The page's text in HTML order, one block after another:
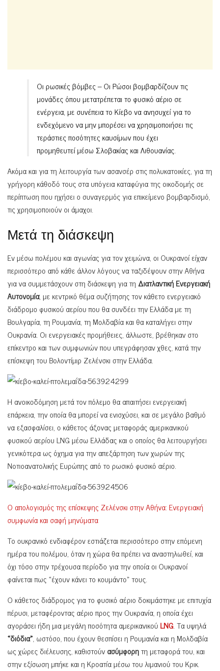
Οι ρωσικές βόμβες – Οι Ρώσοι βομβαρδίζουν τις
μονάδες όπου μετατρέπεται το φυσικό αέριο σε
ενέργεια, με συνέπεια το Κίεβο να ανησυχεί για το
ενδεχόμενο να μην μπορέσει να χρησιμοποιήσει τις
τεράστιες ποσότητες καυσίμων που έχει
προμηθευτεί μέσω Σλοβακίας και Λιθουανίας.
Ακόμα και για τη λειτουργία των ασανσέρ στις πολυκατοικίες, για τη
γρήγορη κάθοδό τους στα υπόγεια καταφύγια της οικοδομής σε
περίπτωση που ηχήσει ο συναγερμός για επικείμενο βομβαρδισμό,
τις χρησιμοποιούν οι άμαχοι.
Μετά τη διάσκεψη
Εν μέσω πολέμου και αγωνίας για τον χειμώνα, οι Ουκρανοί είχαν
περισσότερο από κάθε άλλον λόγους να ταξιδέψουν στην Αθήνα
για να συμμετάσχουν στη διάσκεψη για τη Διατλαντική Ενεργειακή
Αυτονομία, με κεντρικό θέμα συζήτησης τον κάθετο ενεργειακό
διάδρομο φυσικού αερίου που θα συνδέει την Ελλάδα με τη
Βουλγαρία, τη Ρουμανία, τη Μολδαβία και θα καταλήγει στην
Ουκρανία. Οι ενεργειακές προμήθειες, άλλωστε, βρέθηκαν στο
επίκεντρο και των συμφωνιών που υπεγράφησαν χθες, κατά την
επίσκεψη του Βολοντίμιρ Ζελένσκι στην Ελλάδα.
Η ανοικοδόμηση μετά τον πόλεμο θα απαιτήσει ενεργειακή
επάρκεια, την οποία θα μπορεί να ενισχύσει, και σε μεγάλο βαθμό
να εξασφαλίσει, ο κάθετος άξονας μεταφοράς αμερικανικού
φυσικού αερίου LNG μέσω Ελλάδας και ο οποίος θα λειτουργήσει
γενικότερα ως όχημα για την απεξάρτηση των χωρών της
Νοτιοανατολικής Ευρώπης από το ρωσικό φυσικό αέριο.
Ο απολογισμός της επίσκεψης Ζελένσκι στην Αθήνα: Ενεργειακή
συμφωνία και σαφή μηνύματα
Το ουκρανικό ενδιαφέρον εστιάζεται περισσότερο στην επόμενη
ημέρα του πολέμου, όταν η χώρα θα πρέπει να αναστηλωθεί, και
όχι τόσο στην τρέχουσα περίοδο για την οποία οι Ουκρανοί
φαίνεται πως «έχουν κάνει το κουμάντο» τους.
Ο κάθετος διάδρομος για το φυσικό αέριο δοκιμάστηκε με επιτυχία
πέρυσι, μεταφέροντας αέριο προς την Ουκρανία, η οποία έχει
αγοράσει ήδη μια μεγάλη ποσότητα αμερικανικούLNG. Τα υψηλά
«διόδια», ωστόσο, που έχουν θεσπίσει η Ρουμανία και η Μολδαβία
ως χώρες διέλευσης, καθιστούνασύμφορητη μεταφορά του, και
στην εξίσωση μπήκε και η Κροατία μέσω του λιμανιού του Κρικ.